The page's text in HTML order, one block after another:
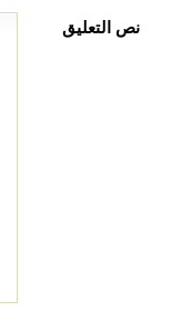
نص التعليق